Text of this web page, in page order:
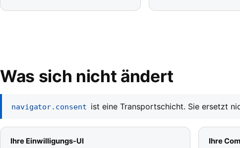
Was sich nicht ändert
navigator.consent ist eine Transportschicht. Sie ersetzt
Ihre Einwilligungs-UI Ihre